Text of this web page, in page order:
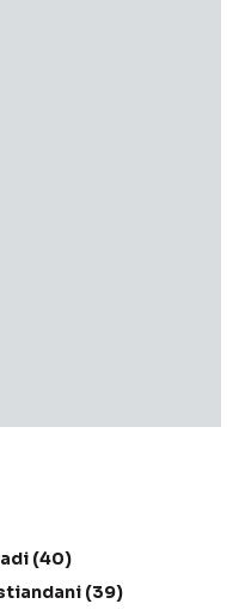
(40)
(39)